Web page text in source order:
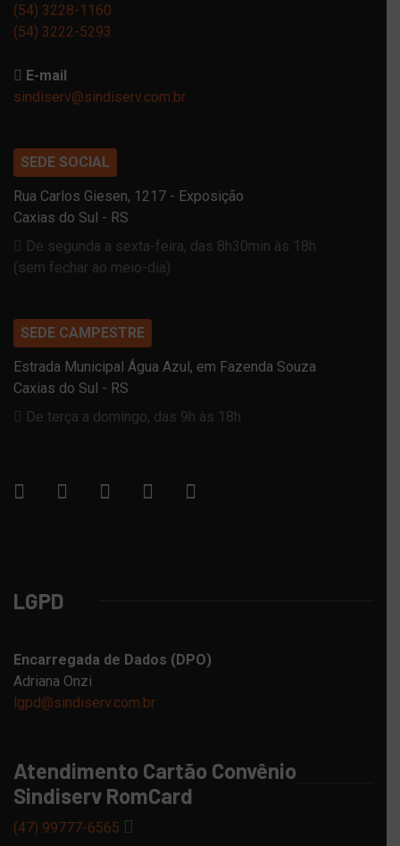
(54) 3228-1160
(54) 3222-5293
E-mail
sindiserv@sindiserv.com.br
SEDE SOCIAL
Rua Carlos Giesen, 1217 - Exposição
Caxias do Sul - RS
De segunda a sexta-feira, das 8h30min às 18h
(sem fechar ao meio-dia)
SEDE CAMPESTRE
Estrada Municipal Água Azul, em Fazenda Souza
Caxias do Sul - RS
De terça a domingo, das 9h às 18h
LGPD
Encarregada de Dados (DPO)
Adriana Onzi
lgpd@sindiserv.com.br
Atendimento Cartão Convênio
Sindiserv RomCard
(47) 99777-6565